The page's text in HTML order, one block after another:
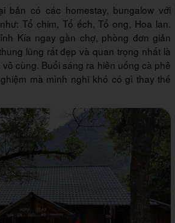
bản có các homestay, bungalow với
Tổ chim, Tổ ếch, Tổ ong, Hoa lan.
Kía ngay gần chợ, phòng đơn giản
lũng rất đẹp và quan trọng nhất là
cùng. Buổi sáng ra hiên uống cà phê
mà mình nghĩ khó có gì thay thế